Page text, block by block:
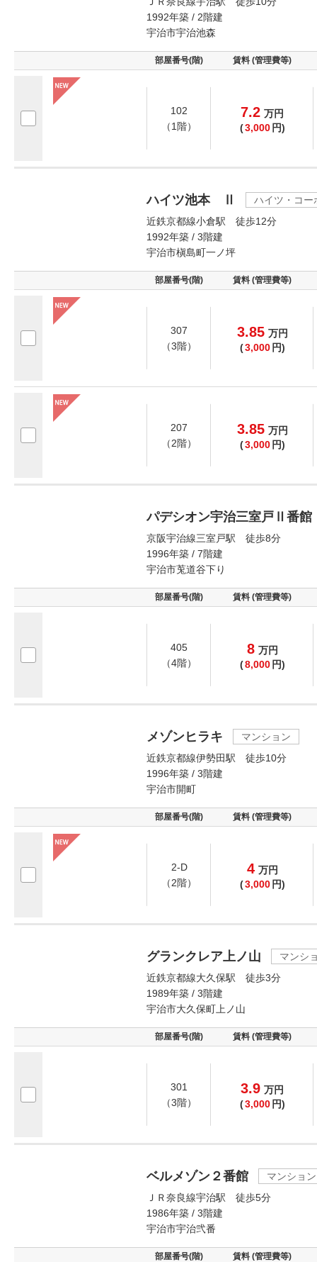
1992年築 / 2階建
宇治市宇治池森
部屋番号(階) 賃料 (管理費等)
102
（1階）
7.2 万円
(3,000 円)
ハイツ池本 Ⅱ
ハイツ・コー
近鉄京都線小倉駅 徒歩12分
1992年築 / 3階建
宇治市槇島町一ノ坪
部屋番号(階) 賃料 (管理費等)
307
（3階）
3.85 万円
(3,000 円)
207
（2階）
3.85 万円
(3,000 円)
パデシオン宇治三室戸Ⅱ番館
京阪宇治線三室戸駅 徒歩8分
1996年築 / 7階建
宇治市莵道谷下り
部屋番号(階) 賃料 (管理費等)
405
（4階）
8 万円
(8,000 円)
メゾンヒラキ
マンション
近鉄京都線伊勢田駅 徒歩10分
1996年築 / 3階建
宇治市開町
部屋番号(階) 賃料 (管理費等)
2-D
（2階）
4 万円
(3,000 円)
グランクレア上ノ山
マンシ
近鉄京都線大久保駅 徒歩3分
1989年築 / 3階建
宇治市大久保町上ノ山
部屋番号(階) 賃料 (管理費等)
301
（3階）
3.9 万円
(3,000 円)
ベルメゾン２番館
マンション
ＪＲ奈良線宇治駅 徒歩5分
1986年築 / 3階建
宇治市宇治弐番
部屋番号(階) 賃料 (管理費等)